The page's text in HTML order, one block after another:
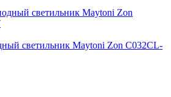
светильник Maytoni Zon C032CL-